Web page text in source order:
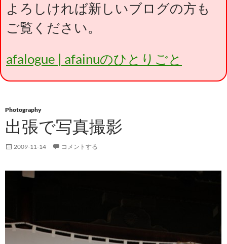
よろしければ新しいブログの方も
ご覧ください。
afalogue | afainuのひとりごと
Photography
出張で写真撮影
2009-11-14 コメントする